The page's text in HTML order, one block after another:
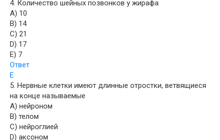
4. Количество шейных позвонков у жирафа
A) 10
B) 14
C) 21
D) 17
E) 7
Ответ
E
5. Нервные клетки имеют длинные отростки, ветвящиеся
на конце называемые
A) нейроном
B) телом
C) нейроглией
D) аксоном